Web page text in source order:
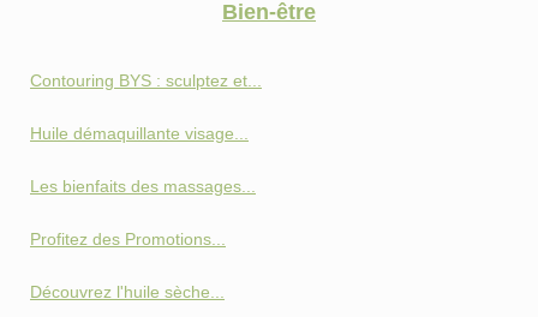
Bien-être
Contouring BYS : sculptez et...
Huile démaquillante visage...
Les bienfaits des massages...
Profitez des Promotions...
Découvrez l'huile sèche...